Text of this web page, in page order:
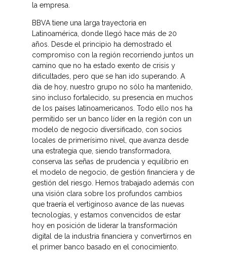
la empresa.
BBVA tiene una larga trayectoria en
Latinoamérica, donde llegó hace más de 20
años. Desde el principio ha demostrado el
compromiso con la región recorriendo juntos un
camino que no ha estado exento de crisis y
dificultades, pero que se han ido superando. A
día de hoy, nuestro grupo no sólo ha mantenido,
sino incluso fortalecido, su presencia en muchos
de los países latinoamericanos. Todo ello nos ha
permitido ser un banco líder en la región con un
modelo de negocio diversificado, con socios
locales de primerísimo nivel, que avanza desde
una estrategia que, siendo transformadora,
conserva las señas de prudencia y equilibrio en
el modelo de negocio, de gestión financiera y de
gestión del riesgo. Hemos trabajado además con
una visión clara sobre los profundos cambios
que traería el vertiginoso avance de las nuevas
tecnologías, y estamos convencidos de estar
hoy en posición de liderar la transformación
digital de la industria financiera y convertirnos en
el primer banco basado en el conocimiento.